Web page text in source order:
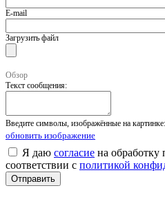
E-mail
Загрузить файл
Обзор
Текст сообщения:
Введите символы, изображённые на картинке:
обновить изображение
Я даю согласие на обработку
соответствии с политикой